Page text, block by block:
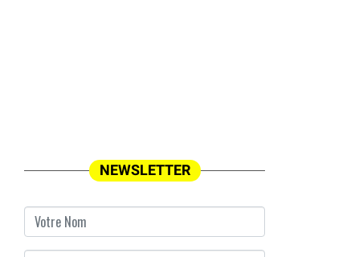
NEWSLETTER